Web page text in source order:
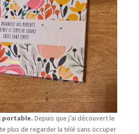
portable. Depuis que j’ai découvert le
plus de regarder la télé sans occuper